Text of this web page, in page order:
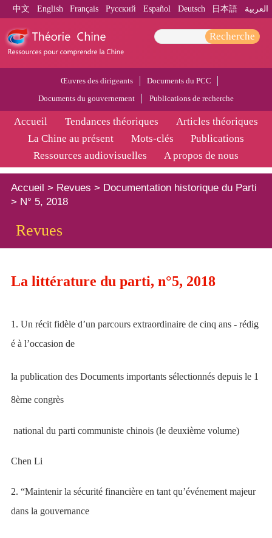
中文 English Français Pусский Español Deutsch 日本語 العربية
Recherche
Œuvres des dirigeants
Documents du PCC
Documents du gouvernement
Publications de recherche
Accueil Tendances théoriques
Articles théoriques
La Chine au présent
Mots-clés
Publications
Ressources audiovisuelles
A propos de nous
Accueil > Revues > Documentation historique du Parti
> N° 5, 2018
Revues
La littérature du parti, n°5, 2018
1. Un récit fidèle d’un parcours extraordinaire de cinq ans - rédig
é à l’occasion de
la publication des Documents importants sélectionnés depuis le 1
8ème congrès
national du parti communiste chinois(le deuxième volume)
Chen Li
2. “Maintenir la sécurité financière en tant qu’événement majeur
dans la gouvernance